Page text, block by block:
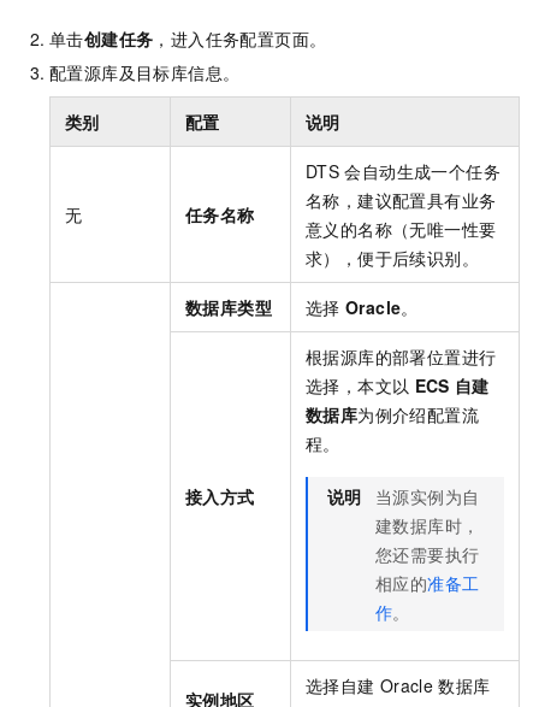
单击创建任务 ，进入任务配置页面。
配置源库及目标库信息。
类别 配置 说明
无 任务名称
DTS 会自动生成一个任务
名称，建议配置具有业务
意义的名称（无唯一性要
求），便于后续识别。
数据库类型 选择 Oracle。
接入方式
根据源库的部署位置进行
选择，本文以 ECS 自建
数据库为例介绍配置流
程。
说明
当源实例为自
建数据库时，
您还需要执行
相应的准备工
作。
实例地区
选择自建 Oracle 数据库